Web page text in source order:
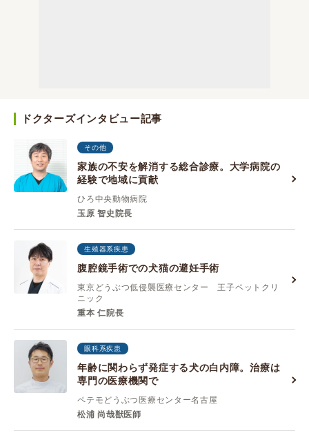
ドクターズインタビュー記事
その他
家族の不安を解消する総合診療。大学病院の
経験で地域に貢献
ひろ中央動物病院
玉原 智史院長
生殖器系疾患
腹腔鏡手術での犬猫の避妊手術
東京どうぶつ低侵襲医療センター 王子ペットクリ
ニック
重本 仁院長
眼科系疾患
年齢に関わらず発症する犬の白内障。治療は
専門の医療機関で
ペテモどうぶつ医療センター名古屋
松浦 尚哉獣医師